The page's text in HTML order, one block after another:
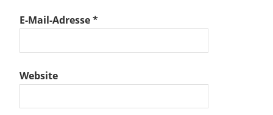
E-Mail-Adresse*
Website